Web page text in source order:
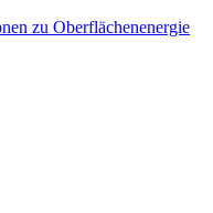
zu Oberflächenenergie